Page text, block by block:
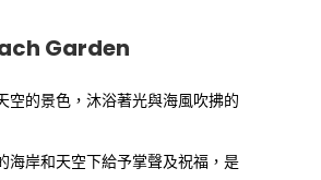
Garden
空的景色，沐浴著光與海風吹拂的
海岸和天空下給予掌聲及祝福，是